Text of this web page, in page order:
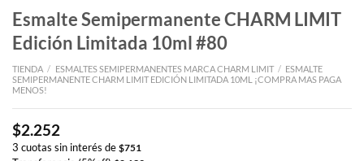
Esmalte Semipermanente CHARM LIMIT
Edición Limitada 10ml #80
TIENDA / ESMALTES SEMIPERMANENTES MARCA CHARM LIMIT / ESMALTE
SEMIPERMANENTE CHARM LIMIT EDICIÓN LIMITADA 10ML ¡COMPRA MAS PAGA
MENOS!
$2.252
3 cuotas sin interés de $751